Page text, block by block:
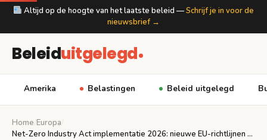
Altijd op de hoogte van het laatste beleid —Schrijf je in voor de
nieuwsbrief →
Beleiduitgelegd
Amerika Belastingen Beleid uitgelegd
Home Europa
Net-Zero Industry Act implementatie 2026: nieuwe EU-richtlijnen voor…